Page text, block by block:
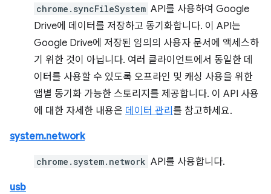
chrome.syncFileSystem API를 사용하여 Google
Drive에 데이터를 저장하고 동기화합니다. 이 API는
Google Drive에 저장된 임의의 사용자 문서에 액세스하
기 위한 것이 아닙니다. 여러 클라이언트에서 동일한 데
이터를 사용할 수 있도록 오프라인 및 캐싱 사용을 위한
앱별 동기화 가능한 스토리지를 제공합니다. 이 API 사용
에 대한 자세한 내용은 데이터 관리 를 참고하세요.
system.network
chrome.system.network API를 사용합니다.
usb